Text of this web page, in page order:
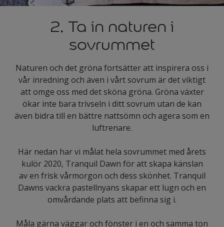
2. Ta in naturen i
sovrummet
Naturen och det gröna fortsätter att inspirera oss i
vår inredning och även i vårt sovrum är det viktigt
att omge oss med det sköna gröna. Gröna växter
ökar inte bara trivseln i ditt sovrum utan de kan
även bidra till en bättre nattsömn och agera som en
luftrenare.
Här nedan har vi målat hela sovrummet med årets
kulör 2020, Tranquil Dawn för att skapa känslan
av en frisk vårmorgon och dess skönhet. Tranquil
Dawns vackra pastellnyans skapar ett lugn och en
omvårdande plats att befinna sig i.
Måla gärna väggar och fönster i en och samma ton